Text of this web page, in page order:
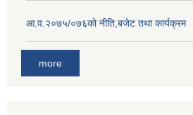
आ.व.२०७५/०७६को नीति,बजेट तथा कार्यक्रम
more